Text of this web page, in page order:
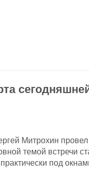
Митрохин провел
темой встречи
под